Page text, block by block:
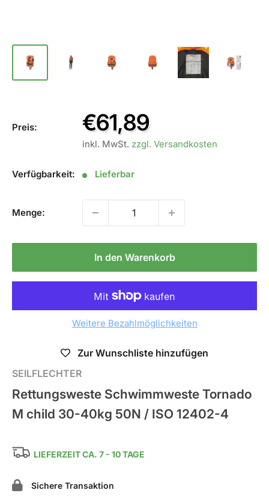
Preis:
Sale
Preis
€61,89
inkl. MwSt. zzgl. Versandkosten
Verfügbarkeit: Lieferbar
Menge:
In den Warenkorb
Weitere Bezahlmöglichkeiten
Zur Wunschliste hinzufügen
SEILFLECHTER
Rettungsweste Schwimmweste Tornado
M child 30-40kg 50N / ISO 12402-4
LIEFERZEIT CA. 7 - 10 TAGE
Sichere Transaktion